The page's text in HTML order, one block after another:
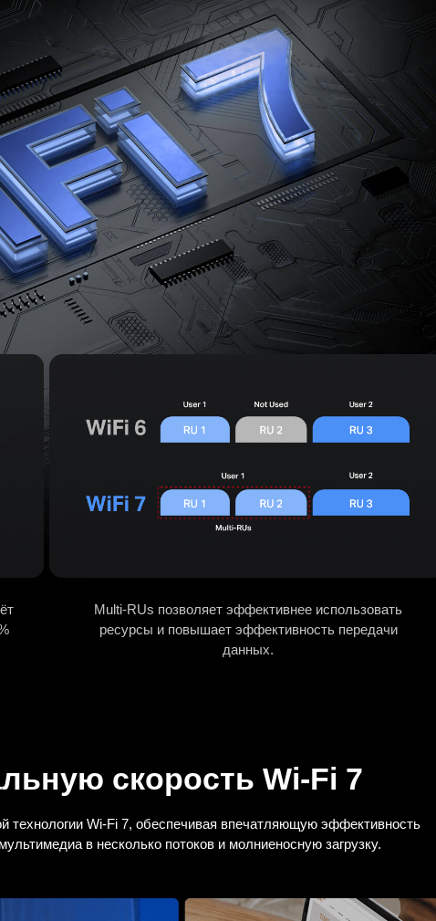
Multi-RUs позволяет эффективнее использовать
ресурсы и повышает эффективность передачи
данных.
скорость Wi-Fi 7
технологии Wi-Fi 7, обеспечивая впечатляющую эффективность
в несколько потоков и молниеносную загрузку.